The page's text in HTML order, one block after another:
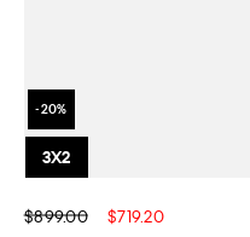
$899.00 $719.20